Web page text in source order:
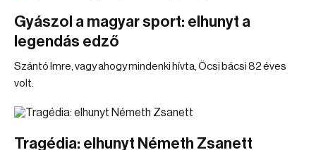
Gyászol a magyar sport: elhunyt a
legendás edző
Szántó Imre, vagy ahogy mindenki hívta, Öcsi bácsi 82 éves
volt.
Tragédia: elhunyt Németh Zsanett